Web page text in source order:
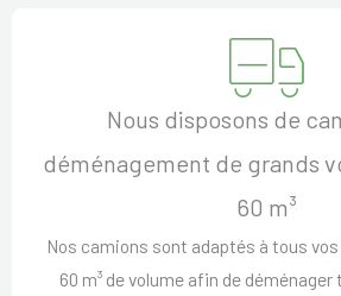
Nous disposons de
déménagement de grands
60 m³
Nos camions sont adaptés à tous vos
60 m³ de volume afin de